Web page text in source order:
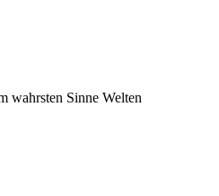
wahrsten Sinne Welten